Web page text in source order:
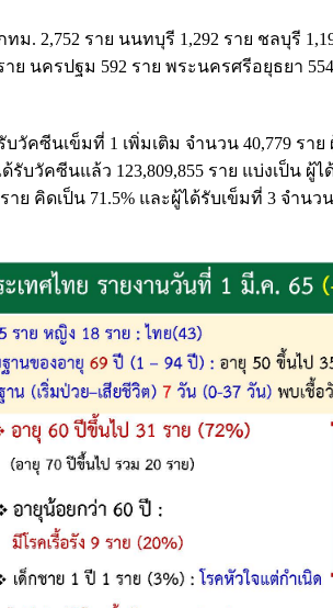
. 2,752 ราย นนทบุรี 1,292 ราย ชลบุรี
าย นครปฐม 592 ราย พระนครศรีอยุธยา
คซีนเข็มที่ 1 เพิ่มเติม จำนวน 40,779 ราย
รับวัคซีนแล้ว 123,809,855 ราย แบ่งเป็น ผู้
าย คิดเป็น 71.5% และผู้ได้รับเข็มที่ 3 จำนว